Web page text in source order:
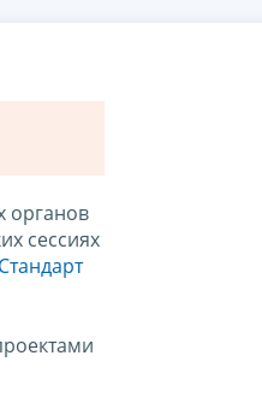
органов
сессиях